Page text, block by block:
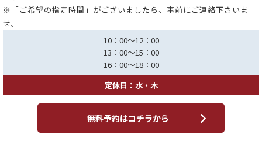
※「ご希望の指定時間」がございましたら、事前にご連絡下さいま
せ。
10：00～12：00
13：00～15：00
16：00～18：00
定休日：水・木
無料予約はコチラから